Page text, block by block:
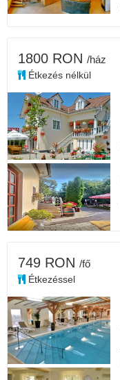
1800 RON /ház
Étkezés nélkül
749 RON /fő
Étkezéssel